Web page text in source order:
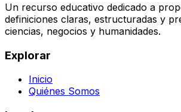
Un recurso educativo dedicado a
definiciones claras, estructuradas y
ciencias, negocios y humanidades.
Explorar
Inicio
Quiénes Somos